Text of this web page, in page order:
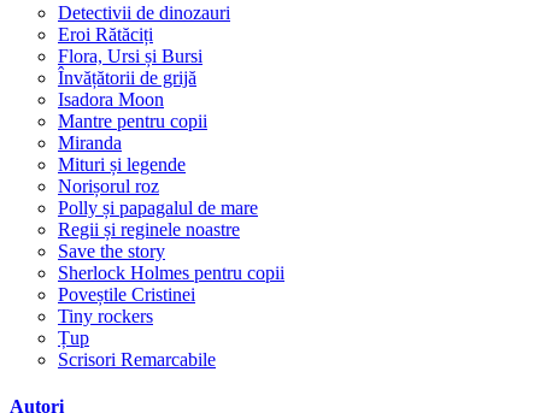
Detectivii de dinozauri
Eroi Rătăciți
Flora, Ursi și Bursi
Învățătorii de grijă
Isadora Moon
Mantre pentru copii
Miranda
Mituri și legende
Norișorul roz
Polly și papagalul de mare
Regii și reginele noastre
Save the story
Sherlock Holmes pentru copii
Poveștile Cristinei
Tiny rockers
Țup
Scrisori Remarcabile
Autori